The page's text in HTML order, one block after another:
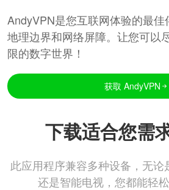
AndyVPN是您互联网体验的最
地理边界和网络屏障。让您可以
限的数字世界！
获取 AndyVPN
下载适合您需
此应用程序兼容多种设备，无
还是智能电视，您都能轻松